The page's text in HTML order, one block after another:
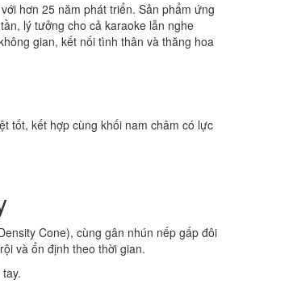
hơn 25 năm phát triển. Sản phẩm ứng
lý tưởng cho cả karaoke lẫn nghe
gian, kết nối tình thân và thăng hoa
tốt, kết hợp cùng khối nam châm có lực
Cone), cùng gân nhún nếp gấp đôi
và ổn định theo thời gian.